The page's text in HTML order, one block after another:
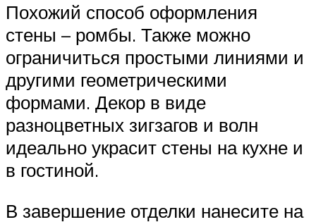
Похожий способ оформления
стены – ромбы. Также можно
ограничиться простыми линиями и
другими геометрическими
формами. Декор в виде
разноцветных зигзагов и волн
идеально украсит стены на кухне и
в гостиной.
В завершение отделки нанесите на